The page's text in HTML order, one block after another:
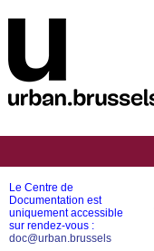
Le Centre de
Documentation est
uniquement accessible
sur rendez-vous :
doc@urban.brussels